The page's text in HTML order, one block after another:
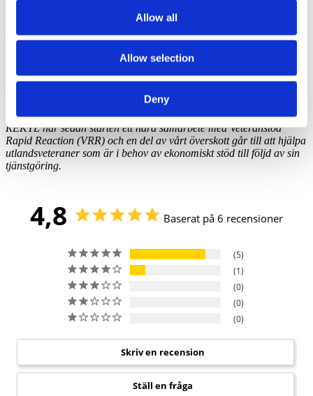
Allow all
Allow selection
Deny
Betalning sker med kort eller mot faktura i checkouten. Väljer du
kort reserveras beloppet. Väljer du faktura betalar du när paketet
Veteranstöd
REKYL har sedan starten ett nära samarbete med Veteranstöd
Rapid Reaction (VRR) och en del av vårt överskott går till att hjälpa
utlandsveteraner som är i behov av ekonomiskt stöd till följd av sin
tjänstgöring.
4,8 Baserat på 6 recensioner
5
1
0
0
0
Skriv en recension
Ställ en fråga